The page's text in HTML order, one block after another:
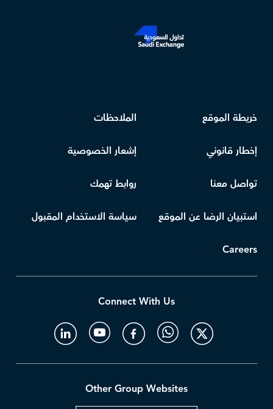
خريطة الموقع الملاحظات
إخطار قانوني إشعار الخصوصية
تواصل معنا روابط تهمك
استبيان الرضا عن الموقع سياسة الاستخدام المقبول
Careers
Connect With Us
Other Group Websites